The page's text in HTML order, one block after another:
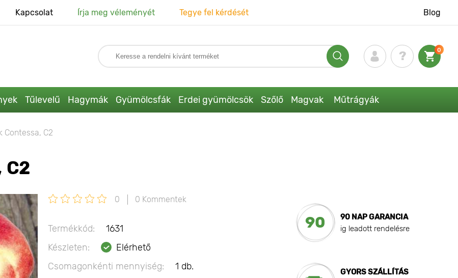
Kapcsolat Írja meg véleményét Tegye fel kérdését Blog
0
Tűlevelű Hagymák Gyümölcsfák Erdei gyümölcsök Szőlő Magvak Műtrágyák
Contessa, C2
C2
0 0 Kommentek
Termékkód:
1631
Készleten:
Elérhető
Csomagonkénti mennyiség:
1 db.
90
90 NAP GARANCIA
ig leadott rendelésre
GYORS SZÁLLÍTÁS